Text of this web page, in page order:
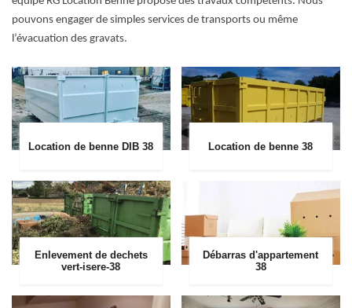
pouvons engager de simples services de transports ou même
l’évacuation des gravats.
Location de benne DIB 38 Location de benne 38
Enlevement de dechets
vert-isere-38
Débarras d'appartement
38